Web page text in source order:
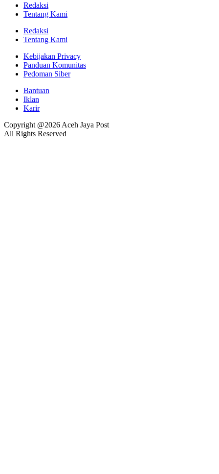
Redaksi
Tentang Kami
Redaksi
Tentang Kami
Kebijakan Privacy
Panduan Komunitas
Pedoman Siber
Bantuan
Iklan
Karir
Copyright @2026 Aceh Jaya Post
All Rights Reserved